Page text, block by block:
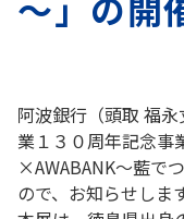
阿波銀行（頭取 福
業１３０周年記念事
×AWABANK～藍で
ので、お知らせしま